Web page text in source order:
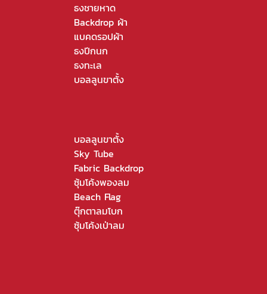
ธงชายหาด
Backdrop ผ้า
แบคดรอปผ้า
ธงปีกนก
ธงทะเล
บอลลูนขาตั้ง
บอลลูนขาตั้ง
Sky Tube
Fabric Backdrop
ซุ้มโค้งพองลม
Beach Flag
ตุ๊กตาลมโบก
ซุ้มโค้งเป่าลม